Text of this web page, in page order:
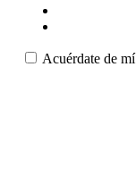
Acuérdate de mí